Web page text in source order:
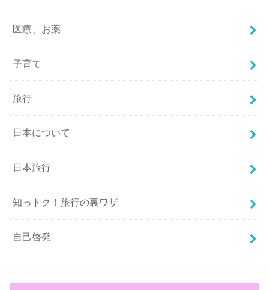
医療、お薬
子育て
旅行
日本について
日本旅行
知っトク！旅行の裏ワザ
自己啓発